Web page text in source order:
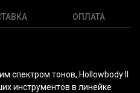
ОПЛАТА
спектром тонов, Hollowbody II
инструментов в линейке